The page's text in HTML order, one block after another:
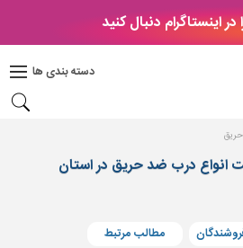
در اینستاگرام دنبال کنید
دسته بندی ها
انواع درب ضد حریق در استان
مطالب مرتبط